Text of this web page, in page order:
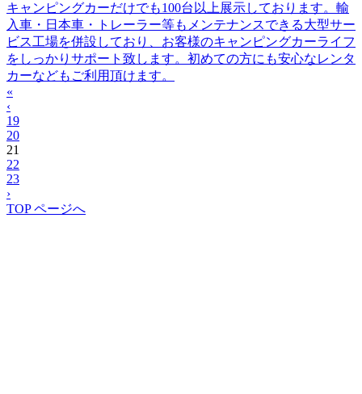
キャンピングカーだけでも100台以上展示しております。輸
入車・日本車・トレーラー等もメンテナンスできる大型サー
ビス工場を併設しており、お客様のキャンピングカーライフ
をしっかりサポート致します。初めての方にも安心なレンタ
カーなどもご利用頂けます。
«
‹
19
20
21
22
23
›
TOP ページへ